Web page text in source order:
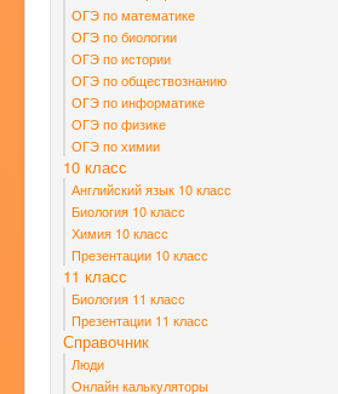
ОГЭ по математике
ОГЭ по биологии
ОГЭ по истории
ОГЭ по обществознанию
ОГЭ по информатике
ОГЭ по физике
ОГЭ по химии
10 класс
Английский язык 10 класс
Биология 10 класс
Химия 10 класс
Презентации 10 класс
11 класс
Биология 11 класс
Презентации 11 класс
Справочник
Люди
Онлайн калькуляторы